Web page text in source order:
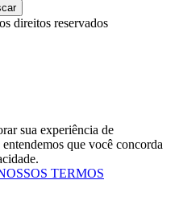
direitos reservados
sua experiência de
que você concorda
TERMOS